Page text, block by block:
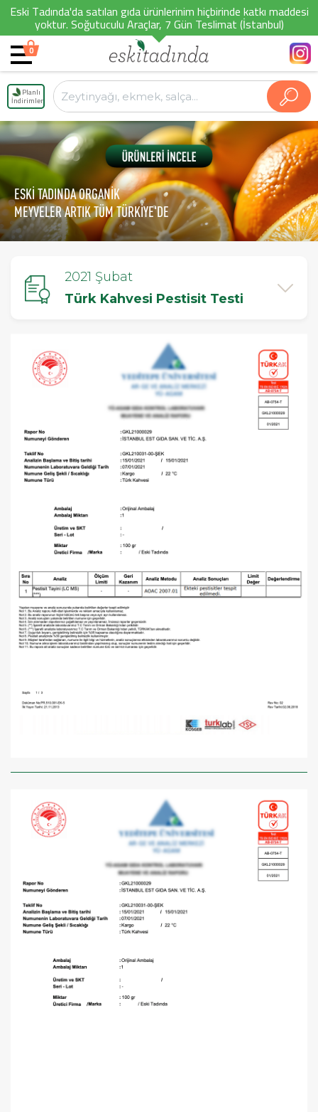
Eski Tadında'da satılan gıda ürünlerinim hiçbirinde katkı maddesi
yoktur. Soğutuculu Araçlar, 7 Gün Teslimat (İstanbul)
0
Planlı
İndirimler
ESKİ TADINDA ORGANİK
MEYVELER ARTIK TÜM TÜRKİYE'DE
2021 Şubat
Türk Kahvesi Pestisit Testi